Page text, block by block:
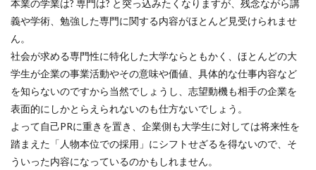
本業の学業は? 専門は? と突っ込みたくなりますが、残念ながら講
義や学術、勉強した専門に関する内容がほとんど見受けられませ
ん。
社会が求める専門性に特化した大学ならともかく、ほとんどの大
学生が企業の事業活動やその意味や価値、具体的な仕事内容など
を知らないのですから当然でしょうし、志望動機も相手の企業を
表面的にしかとらえられないのも仕方ないでしょう。
よって自己PRに重きを置き、企業側も大学生に対しては将来性を
踏まえた「人物本位での採用」にシフトせざるを得ないので、そ
ういった内容になっているのかもしれません。